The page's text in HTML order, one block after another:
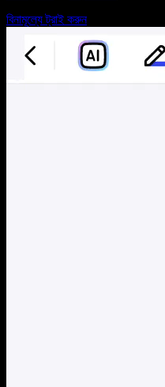
বিনামূল্যে ট্রাই করুন